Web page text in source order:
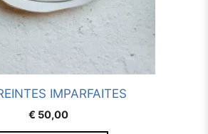
IMPARFAITES
€ 50,00